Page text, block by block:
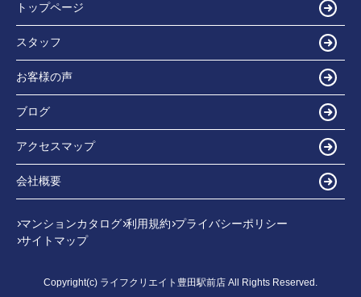
トップページ
スタッフ
お客様の声
ブログ
アクセスマップ
会社概要
マンションカタログ 利用規約 プライバシーポリシー
サイトマップ
Copyright(c) ライフクリエイト豊田駅前店 All Rights Reserved.